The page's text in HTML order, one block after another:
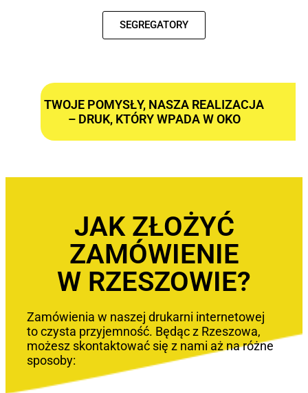
SEGREGATORY
TWOJE POMYSŁY, NASZA REALIZACJA
– DRUK, KTÓRY WPADA W OKO
JAK ZŁOŻYĆ
ZAMÓWIENIE
W RZESZOWIE?
Zamówienia w naszej drukarni internetowej
to czysta przyjemność. Będąc z Rzeszowa,
możesz skontaktować się z nami aż na różne
sposoby: